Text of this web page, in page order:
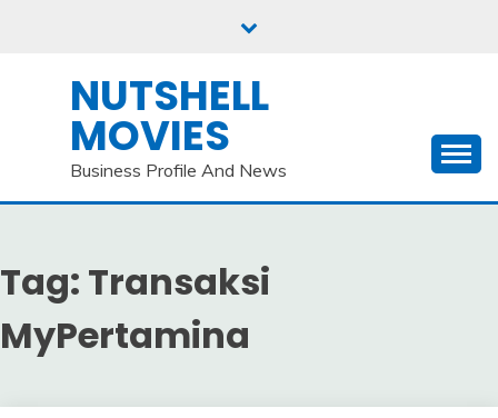
NUTSHELL
MOVIES
Business Profile And News
Tag: Transaksi
MyPertamina